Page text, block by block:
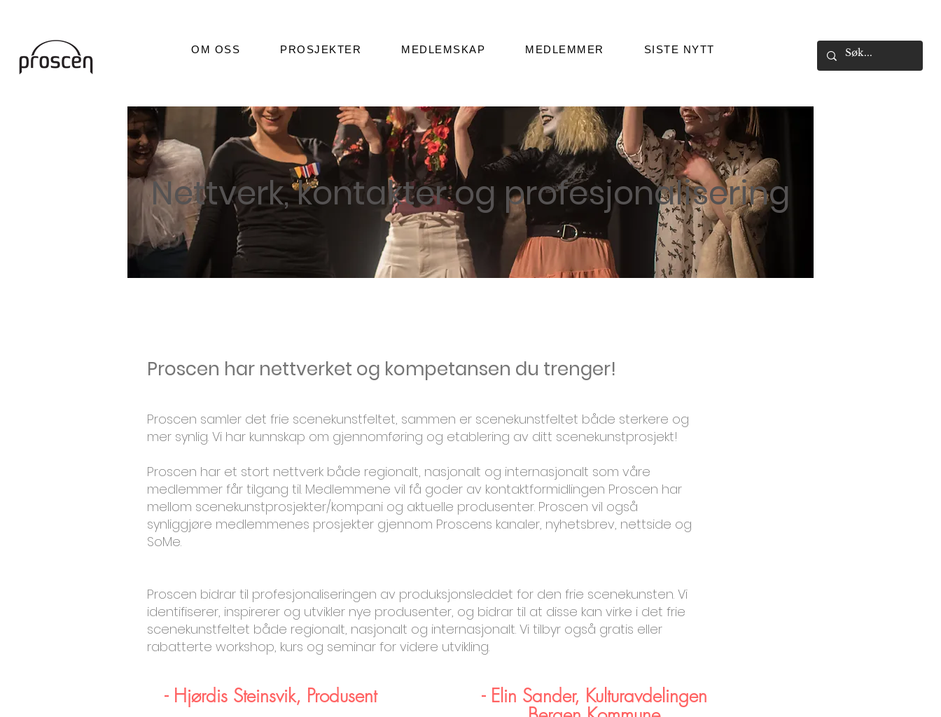
OM OSS PROSJEKTER MEDLEMSKAP MEDLEMMER SISTE NYTT
Nettverk, kontakter og profesjonalisering
Proscen har nettverket og kompetansen du trenger!
Proscen samler det frie scenekunstfeltet, sammen er scenekunstfeltet både sterkere og
mer synlig. Vi har kunnskap om gjennomføring og etablering av ditt scenekunstprosjekt!
Proscen har et stort nettverk både regionalt, nasjonalt og internasjonalt som våre
medlemmer får tilgang til. Medlemmene vil få goder av kontaktformidlingen Proscen har
mellom scenekunstprosjekter/kompani og aktuelle produsenter. Proscen vil også
synliggjøre medlemmenes prosjekter gjennom Proscens kanaler, nyhetsbrev, nettside og
SoMe.
Proscen bidrar til profesjonaliseringen av produksjonsleddet for den frie scenekunsten. Vi
identifiserer, inspirerer og utvikler nye produsenter, og bidrar til at disse kan virke i det frie
scenekunstfeltet både regionalt, nasjonalt og internasjonalt. Vi tilbyr også gratis eller
rabatterte workshop, kurs og seminar​ for videre utvikling.
- Hjørdis Steinsvik, Produsent - Elin Sander, Kulturavdelingen